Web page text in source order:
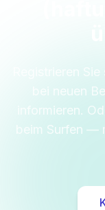
Registrieren
bei neuen
informieren.
beim Surfen —